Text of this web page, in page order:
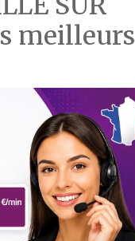
meilleurs